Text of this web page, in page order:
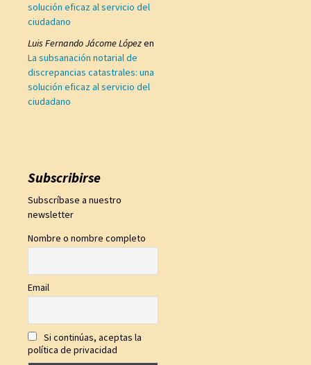
solución eficaz al servicio del
ciudadano
Luis Fernando Jácome Lópezen
La subsanación notarial de
discrepancias catastrales: una
solución eficaz al servicio del
ciudadano
Subscribirse
Subscríbase a nuestro
newsletter
Nombre o nombre completo
Email
Si continúas, aceptas la
política de privacidad